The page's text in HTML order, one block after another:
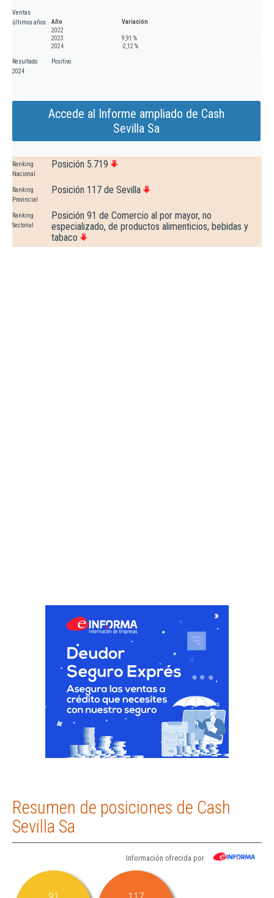
Ventas
últimos años
Año
Variación
2022
2023
9,91 %
2024
-2,12 %
Resultado
2024
Positivo
Accede al Informe ampliado de Cash
Sevilla Sa
Ranking
Nacional
Posición 5.719
Ranking
Provincial
Posición 117 de Sevilla
Ranking
Sectorial
Posición 91 de Comercio al por mayor, no
especializado, de productos alimenticios, bebidas y
tabaco
Resumen de posiciones de Cash
Sevilla Sa
Información ofrecida por